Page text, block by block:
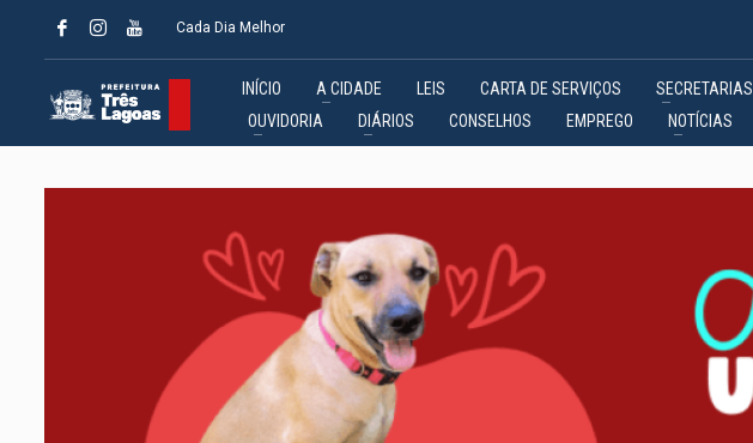
Cada Dia Melhor
INÍCIO A CIDADE LEIS CARTA DE SERVIÇOS SECRETARIAS
OUVIDORIA
DIÁRIOS CONSELHOS EMPREGO NOTÍCIAS